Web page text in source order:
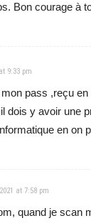
Bon courage à
9:33 pm
pass ,reçu
dois y avoir une
en on
at 7:58 pm
quand je scan